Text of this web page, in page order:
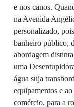
e nos canos.
na Avenida
personalizado,
banheiro público,
abordagem
uma
água suja
equipamentos e
comércio, para a